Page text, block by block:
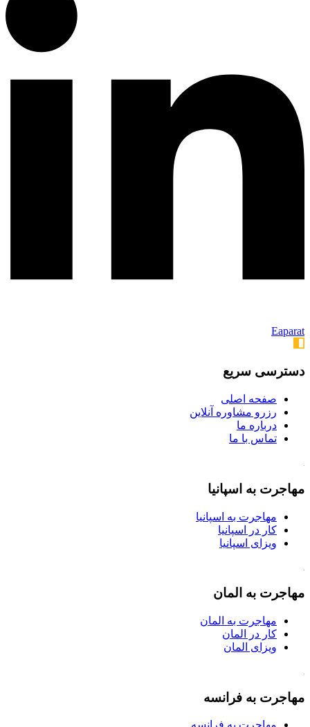
Eaparat
دسترسی سریع
صفحه اصلی
رزرو مشاوره آنلاین
درباره ما
تماس با ما
مهاجرت به اسپانیا
مهاجرت به اسپانیا
کار در اسپانیا
ویزای اسپانیا
مهاجرت به المان
مهاجرت به المان
کار در المان
ویزای المان
مهاجرت به فرانسه